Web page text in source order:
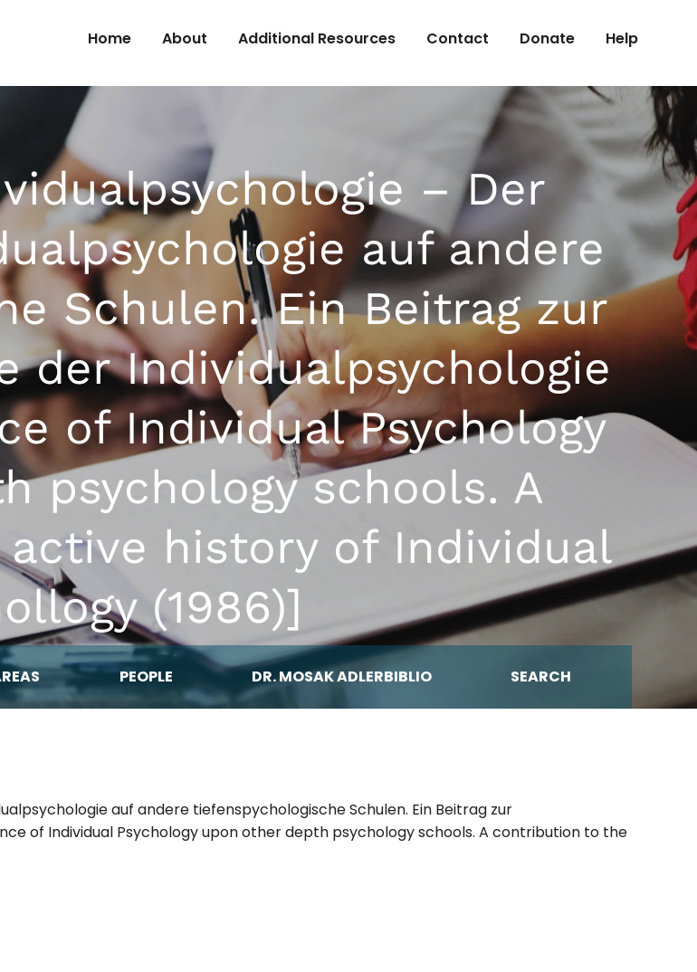
Home
About Additional Resources Contact Donate Help
– Der
auf andere
Schulen. Ein Beitrag zur
der Individualpsychologie
of Individual Psychology
psychology schools. A
history of Individual
(1986)]
PEOPLE DR. MOSAK ADLERBIBLIO SEARCH
auf andere tiefenspychologische Schulen. Ein Beitrag zur
of Individual Psychology upon other depth psychology schools. A contribution to the